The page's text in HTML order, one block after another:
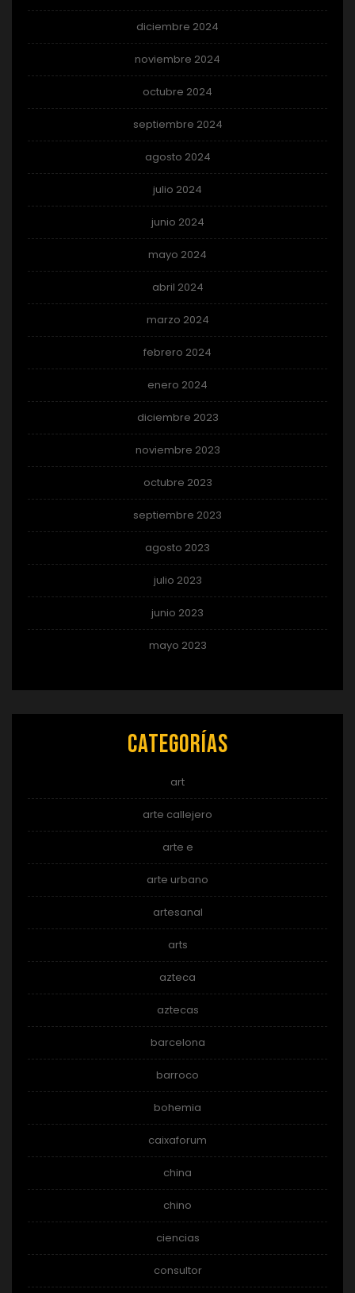
diciembre 2024
noviembre 2024
octubre 2024
septiembre 2024
agosto 2024
julio 2024
junio 2024
mayo 2024
abril 2024
marzo 2024
febrero 2024
enero 2024
diciembre 2023
noviembre 2023
octubre 2023
septiembre 2023
agosto 2023
julio 2023
junio 2023
mayo 2023
Categorías
art
arte callejero
arte e
arte urbano
artesanal
arts
azteca
aztecas
barcelona
barroco
bohemia
caixaforum
china
chino
ciencias
consultor